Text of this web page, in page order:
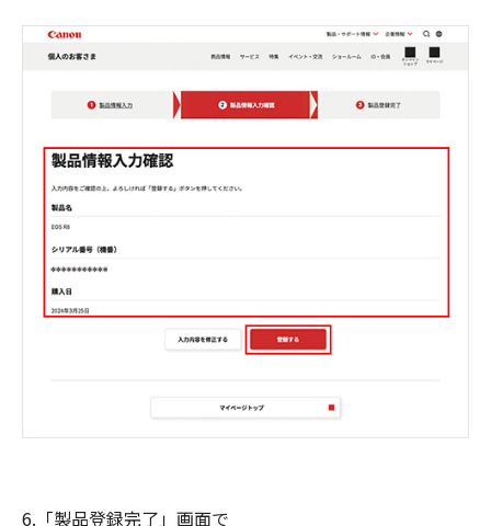
6.「製品登録完了」画面で